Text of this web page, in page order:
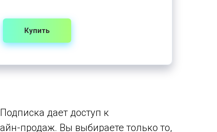
Купить
дает доступ к
продаж. Вы выбираете только то,